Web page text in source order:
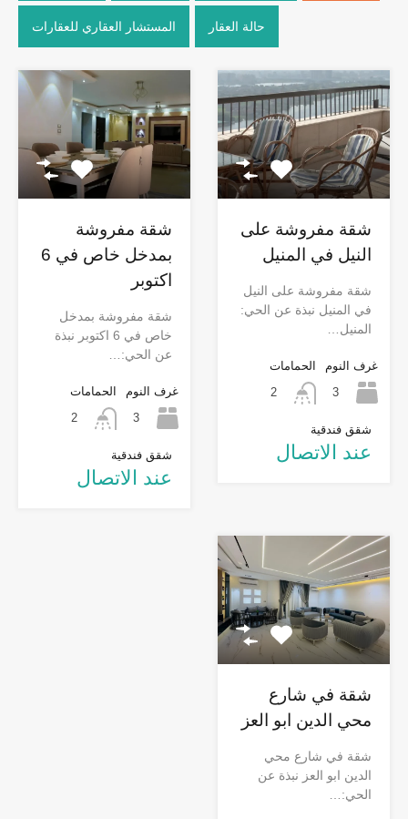
حالة العقار المستشار العقاري للعقارات
شقة مفروشة على
النيل في المنيل
شقة مفروشة على النيل
في المنيل نبذة عن الحي:
المنيل…
غرف النوم
3
الحمامات
2
شقق فندقية
عند الاتصال
شقة مفروشة
بمدخل خاص في 6
اكتوبر
شقة مفروشة بمدخل
خاص في 6 اكتوبر نبذة
عن الحي:…
غرف النوم
3
الحمامات
2
شقق فندقية
عند الاتصال
شقة في شارع
محي الدين ابو العز
شقة في شارع محي
الدين ابو العز نبذة عن
الحي:…